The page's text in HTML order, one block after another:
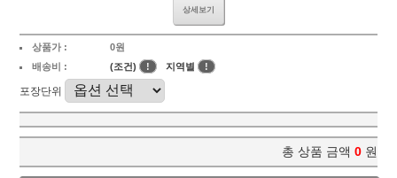
상세보기
상품가 :
0원
배송비 :
(조건) ! 지역별 !
포장단위
총 상품 금액 0 원